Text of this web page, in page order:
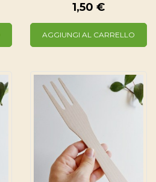
1,50 €
AGGIUNGI AL CARRELLO